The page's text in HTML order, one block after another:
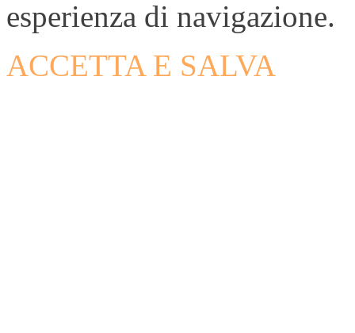
esperienza di navigazione.
ACCETTA E SALVA